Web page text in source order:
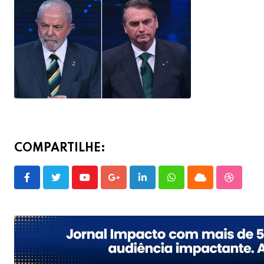
COMPARTILHE:
YoutubeGoogle+LinkedInWhatsappCloud